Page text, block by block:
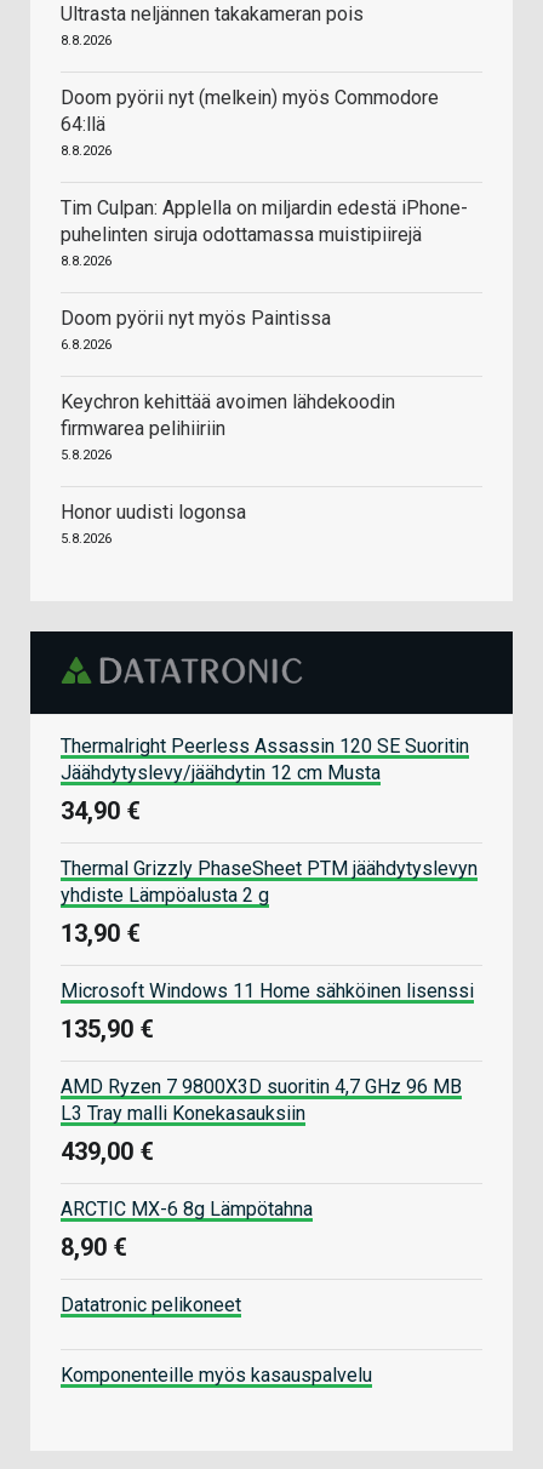
Ultrasta neljännen takakameran pois
8.8.2026
Doom pyörii nyt (melkein) myös Commodore
64:llä
8.8.2026
Tim Culpan: Applella on miljardin edestä iPhone-
puhelinten siruja odottamassa muistipiirejä
8.8.2026
Doom pyörii nyt myös Paintissa
6.8.2026
Keychron kehittää avoimen lähdekoodin
firmwarea pelihiiriin
5.8.2026
Honor uudisti logonsa
5.8.2026
Thermalright Peerless Assassin 120 SE Suoritin
Jäähdytyslevy/jäähdytin 12 cm Musta
34,90 €
Thermal Grizzly PhaseSheet PTM jäähdytyslevyn
yhdiste Lämpöalusta 2 g
13,90 €
Microsoft Windows 11 Home sähköinen lisenssi
135,90 €
AMD Ryzen 7 9800X3D suoritin 4,7 GHz 96 MB
L3 Tray malli Konekasauksiin
439,00 €
ARCTIC MX-6 8g Lämpötahna
8,90 €
Datatronic pelikoneet
Komponenteille myös kasauspalvelu